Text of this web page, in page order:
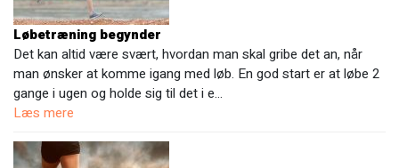
Løbetræning begynder
Det kan altid være svært, hvordan man skal gribe det an, når
man ønsker at komme igang med løb. En god start er at løbe 2
gange i ugen og holde sig til det i e…
Læs mere